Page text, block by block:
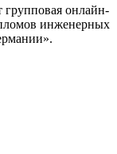
групповая онлайн-
инженерных